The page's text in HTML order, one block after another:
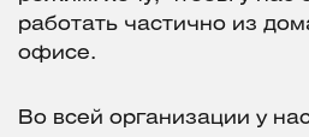
работать частично из
офисе.
Во всей организации у